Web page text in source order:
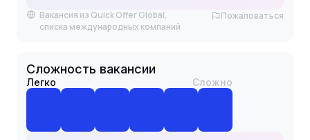
Вакансия из Quick Offer Global,
списка международных компаний
Пожаловаться
Сложность вакансии
Легко Сложно